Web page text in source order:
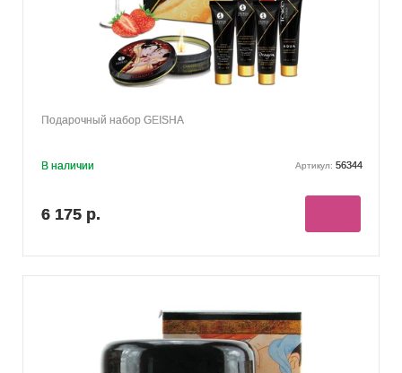
Подарочный набор GEISHA
В наличии Артикул: 56344
6 175 р.